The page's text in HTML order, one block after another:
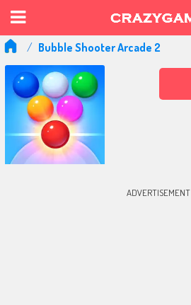
Bubble Shooter Arcade 2
ADVERTISEMENT